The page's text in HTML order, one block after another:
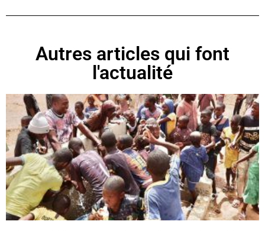
Autres articles qui font
l'actualité